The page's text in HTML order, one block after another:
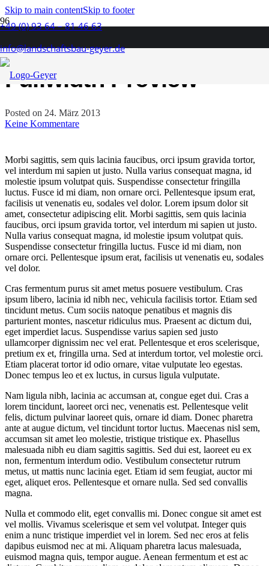
Skip to main contentSkip to footer
+49 (0) 93 64 – 81 46 63
info@landschaftsbau-geyer.de
Post With Trendy
Fullwidth Preview
Posted on 24. März 2013
Keine Kommentare
Morbi sagittis, sem quis lacinia faucibus, orci ipsum gravida tortor,
vel interdum mi sapien ut justo. Nulla varius consequat magna, id
molestie ipsum volutpat quis. Suspendisse consectetur fringilla
luctus. Fusce id mi diam, non ornare orci. Pellentesque ipsum erat,
facilisis ut venenatis eu, sodales vel dolor. Lorem ipsum dolor sit
amet, consectetur adipiscing elit. Morbi sagittis, sem quis lacinia
faucibus, orci ipsum gravida tortor, vel interdum mi sapien ut justo.
Nulla varius consequat magna, id molestie ipsum volutpat quis.
Suspendisse consectetur fringilla luctus. Fusce id mi diam, non
ornare orci. Pellentesque ipsum erat, facilisis ut venenatis eu, sodales
vel dolor.
Cras fermentum purus sit amet metus posuere vestibulum. Cras
ipsum libero, lacinia id nibh nec, vehicula facilisis tortor. Etiam sed
tincidunt metus. Cum sociis natoque penatibus et magnis dis
parturient montes, nascetur ridiculus mus. Praesent ac dictum dui,
eget imperdiet lacus. Suspendisse varius sapien sed justo
ullamcorper dignissim nec vel erat. Pellentesque et eros scelerisque,
pretium ex et, fringilla urna. Sed at interdum tortor, vel molestie orci.
Etiam placerat tortor id odio ornare, vitae vulputate leo egestas.
Donec tempus leo et ex luctus, in cursus ligula vulputate.
Nam ligula nibh, lacinia ac accumsan at, congue eget dui. Cras a
lorem tincidunt, laoreet orci nec, venenatis est. Pellentesque velit
felis, dictum pulvinar laoreet quis, ornare id diam. Donec pharetra
ante at augue dictum, vel tincidunt tortor luctus. Maecenas nisl sem,
accumsan sit amet leo molestie, tristique tristique ex. Phasellus
malesuada nibh eu diam sagittis sagittis. Sed dui est, laoreet eu ex
non, fermentum interdum odio. Vestibulum consectetur rutrum
metus, ut mattis nunc lacinia eget. Etiam id sem feugiat, auctor mi
eget, aliquet eros. Pellentesque et ornare nulla. Sed sed convallis
magna.
Nulla et commodo elit, eget convallis mi. Donec congue sit amet est
vel mollis. Vivamus scelerisque et sem vel volutpat. Integer quis
enim a nunc tristique imperdiet vel in lorem. Sed nec eros at felis
dapibus euismod nec at mi. Aliquam pharetra lacus malesuada,
euismod magna quis, tempor augue. Aenean fermentum et est ac